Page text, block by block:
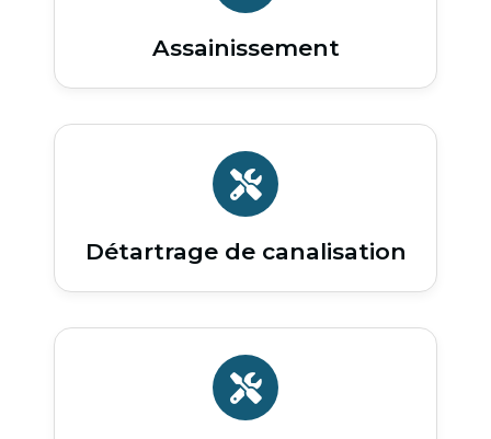
Assainissement
Détartrage de canalisation